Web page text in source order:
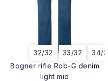
Bogner rifle Rob-G denim
light mid
32/32 33/32 34/32